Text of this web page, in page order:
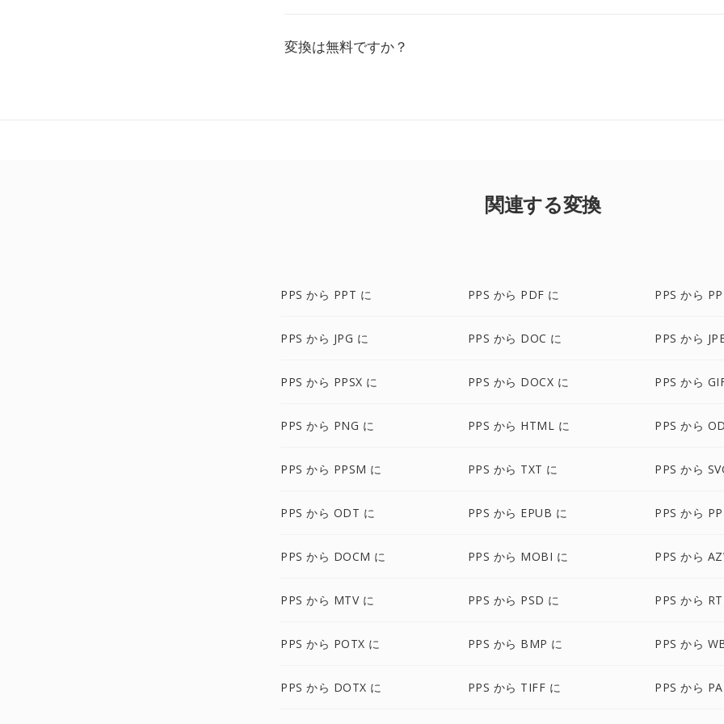
変換は無料ですか？
関連する変換
PPS から PPT に PPS から PDF に PPS から
PPS から JPG に PPS から DOC に PPS から
PPS から PPSX に PPS から DOCX に PPS から
PPS から PNG に PPS から HTML に PPS から
PPS から PPSM に PPS から TXT に PPS から
PPS から ODT に PPS から EPUB に PPS から
PPS から DOCM に PPS から MOBI に PPS から
PPS から MTV に PPS から PSD に PPS から
PPS から POTX に PPS から BMP に PPS から
PPS から DOTX に PPS から TIFF に PPS から